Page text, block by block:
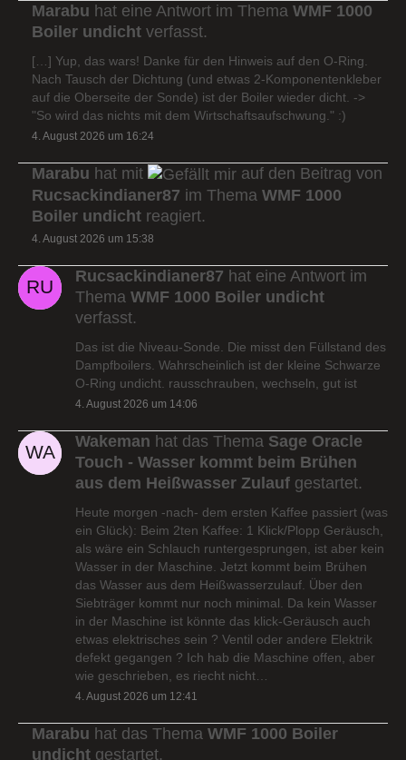
Marabu hat eine Antwort im Thema WMF 1000
Boiler undicht verfasst.
[…] Yup, das wars! Danke für den Hinweis auf den O-Ring.
Nach Tausch der Dichtung (und etwas 2-Komponentenkleber
auf die Oberseite der Sonde) ist der Boiler wieder dicht. ->
"So wird das nichts mit dem Wirtschaftsaufschwung." :)
4. August 2026 um 16:24
Marabu hat mit
auf den Beitrag von
Rucsackindianer87 im Thema WMF 1000
Boiler undicht reagiert.
4. August 2026 um 15:38
Rucsackindianer87 hat eine Antwort im
Thema WMF 1000 Boiler undicht
verfasst.
Das ist die Niveau-Sonde. Die misst den Füllstand des
Dampfboilers. Wahrscheinlich ist der kleine Schwarze
O-Ring undicht. rausschrauben, wechseln, gut ist
4. August 2026 um 14:06
Wakeman hat das Thema Sage Oracle
Touch - Wasser kommt beim Brühen
aus dem Heißwasser Zulauf gestartet.
Heute morgen -nach- dem ersten Kaffee passiert (was
ein Glück): Beim 2ten Kaffee: 1 Klick/Plopp Geräusch,
als wäre ein Schlauch runtergesprungen, ist aber kein
Wasser in der Maschine. Jetzt kommt beim Brühen
das Wasser aus dem Heißwasserzulauf. Über den
Siebträger kommt nur noch minimal. Da kein Wasser
in der Maschine ist könnte das klick-Geräusch auch
etwas elektrisches sein ? Ventil oder andere Elektrik
defekt gegangen ? Ich hab die Maschine offen, aber
wie geschrieben, es riecht nicht…
4. August 2026 um 12:41
Marabu hat das Thema WMF 1000 Boiler
undicht gestartet.